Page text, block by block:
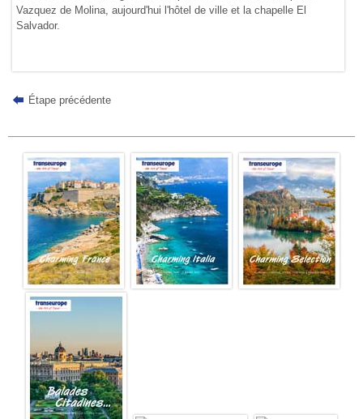
Vazquez de Molina, aujourd'hui l'hôtel de ville et la chapelle El
Salvador.
Étape précédente